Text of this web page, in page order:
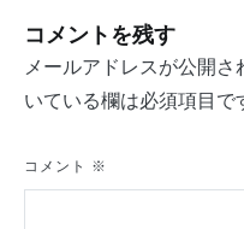
ビ
ゲ
ー
シ
ョ
コメントを残す
メールアドレスが公開さ
いている欄は必須項目で
コメント ※